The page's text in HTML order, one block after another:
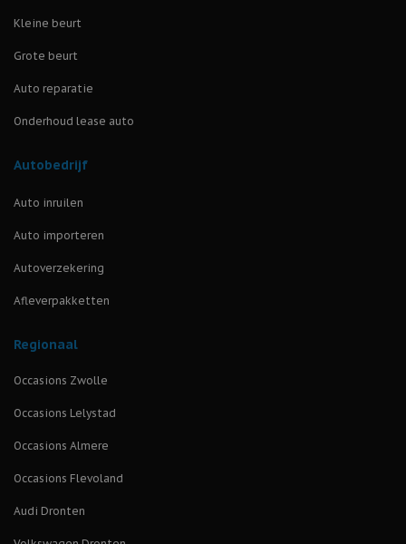
Kleine beurt
Grote beurt
Auto reparatie
Onderhoud lease auto
Autobedrijf
Auto inruilen
Auto importeren
Autoverzekering
Afleverpakketten
Regionaal
Occasions Zwolle
Occasions Lelystad
Occasions Almere
Occasions Flevoland
Audi Dronten